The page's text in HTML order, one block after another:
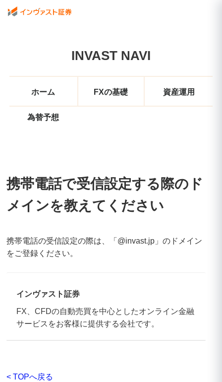
INVAST NAVI
ホーム FXの基礎 資産運用
為替予想
携帯電話で受信設定する際のド
メインを教えてください
携帯電話の受信設定の際は、「@invast.jp」のドメイン
をご登録ください。
インヴァスト証券
FX、CFDの自動売買を中心としたオンライン金融
サービスをお客様に提供する会社です。
< TOPへ戻る